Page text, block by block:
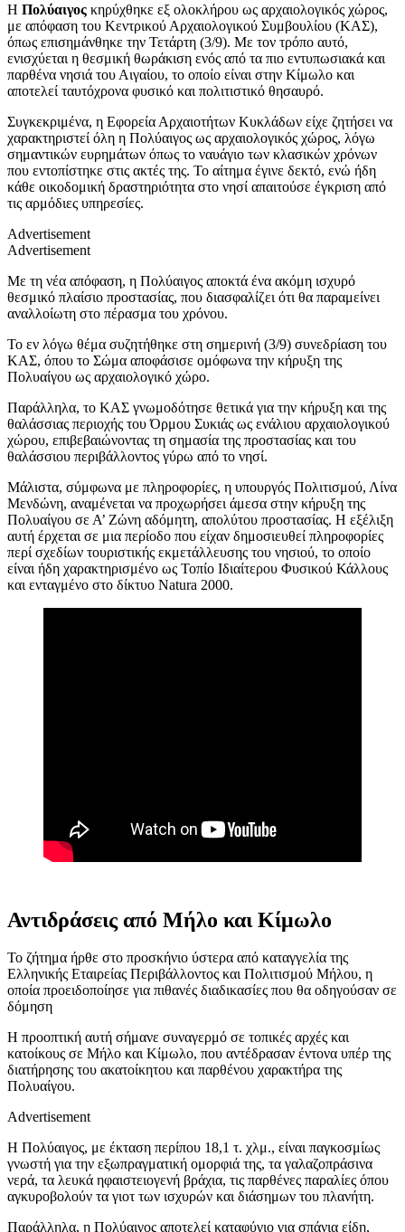
Η Πολύαιγος κηρύχθηκε εξ ολοκλήρου ως αρχαιολογικός χώρος,
με απόφαση του Κεντρικού Αρχαιολογικού Συμβουλίου (ΚΑΣ),
όπως επισημάνθηκε την Τετάρτη (3/9). Με τον τρόπο αυτό,
ενισχύεται η θεσμική θωράκιση ενός από τα πιο εντυπωσιακά και
παρθένα νησιά του Αιγαίου, το οποίο είναι στην Κίμωλο και
αποτελεί ταυτόχρονα φυσικό και πολιτιστικό θησαυρό.
Συγκεκριμένα, η Εφορεία Αρχαιοτήτων Κυκλάδων είχε ζητήσει να
χαρακτηριστεί όλη η Πολύαιγος ως αρχαιολογικός χώρος, λόγω
σημαντικών ευρημάτων όπως το ναυάγιο των κλασικών χρόνων
που εντοπίστηκε στις ακτές της. Το αίτημα έγινε δεκτό, ενώ ήδη
κάθε οικοδομική δραστηριότητα στο νησί απαιτούσε έγκριση από
τις αρμόδιες υπηρεσίες.
Advertisement
Advertisement
Με τη νέα απόφαση, η Πολύαιγος αποκτά ένα ακόμη ισχυρό
θεσμικό πλαίσιο προστασίας, που διασφαλίζει ότι θα παραμείνει
αναλλοίωτη στο πέρασμα του χρόνου.
Το εν λόγω θέμα συζητήθηκε στη σημερινή (3/9) συνεδρίαση του
ΚΑΣ, όπου το Σώμα αποφάσισε ομόφωνα την κήρυξη της
Πολυαίγου ως αρχαιολογικό χώρο.
Παράλληλα, το ΚΑΣ γνωμοδότησε θετικά για την κήρυξη και της
θαλάσσιας περιοχής του Όρμου Συκιάς ως ενάλιου αρχαιολογικού
χώρου, επιβεβαιώνοντας τη σημασία της προστασίας και του
θαλάσσιου περιβάλλοντος γύρω από το νησί.
Μάλιστα, σύμφωνα με πληροφορίες, η υπουργός Πολιτισμού, Λίνα
Μενδώνη, αναμένεται να προχωρήσει άμεσα στην κήρυξη της
Πολυαίγου σε Α’ Ζώνη αδόμητη, απολύτου προστασίας. Η εξέλιξη
αυτή έρχεται σε μια περίοδο που είχαν δημοσιευθεί πληροφορίες
περί σχεδίων τουριστικής εκμετάλλευσης του νησιού, το οποίο
είναι ήδη χαρακτηρισμένο ως Τοπίο Ιδιαίτερου Φυσικού Κάλλους
και ενταγμένο στο δίκτυο Natura 2000.
Αντιδράσεις από Μήλο και Κίμωλο
Το ζήτημα ήρθε στο προσκήνιο ύστερα από καταγγελία της
Ελληνικής Εταιρείας Περιβάλλοντος και Πολιτισμού Μήλου, η
οποία προειδοποίησε για πιθανές διαδικασίες που θα οδηγούσαν σε
δόμηση
Η προοπτική αυτή σήμανε συναγερμό σε τοπικές αρχές και
κατοίκους σε Μήλο και Κίμωλο, που αντέδρασαν έντονα υπέρ της
διατήρησης του ακατοίκητου και παρθένου χαρακτήρα της
Πολυαίγου.
Advertisement
Η Πολύαιγος, με έκταση περίπου 18,1 τ. χλμ., είναι παγκοσμίως
γνωστή για την εξωπραγματική ομορφιά της, τα γαλαζοπράσινα
νερά, τα λευκά ηφαιστειογενή βράχια, τις παρθένες παραλίες όπου
αγκυροβολούν τα γιοτ των ισχυρών και διάσημων του πλανήτη.
Παράλληλα, η Πολύαιγος αποτελεί καταφύγιο για σπάνια είδη,